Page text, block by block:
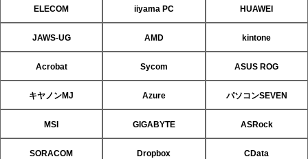
ELECOM iiyama PC HUAWEI
JAWS-UG AMD kintone
Acrobat Sycom ASUS ROG
キヤノンMJ Azure パソコンSEVEN
MSI GIGABYTE ASRock
SORACOM Dropbox CData